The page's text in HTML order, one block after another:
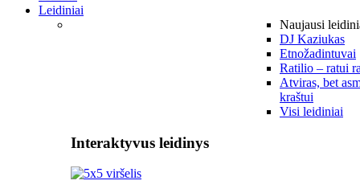
Leidiniai
Naujausi
DJ Kaziukas
Etnožadintuvai
Ratilio – ratui
Atviras, bet
kraštui
Visi leidiniai
Interaktyvus leidinys